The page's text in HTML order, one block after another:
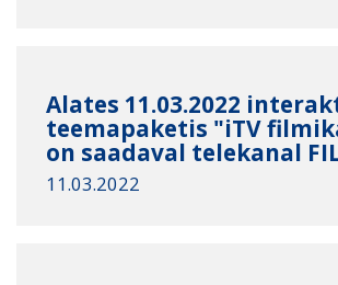
Alates 11.03.2022
teemapaketis "iTV
on saadaval telekanal
11.03.2022